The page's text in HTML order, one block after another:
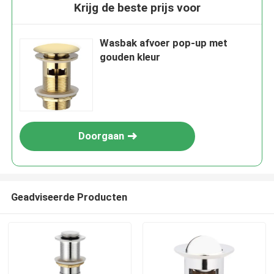
Krijg de beste prijs voor
Wasbak afvoer pop-up met
gouden kleur
Doorgaan
Geadviseerde Producten